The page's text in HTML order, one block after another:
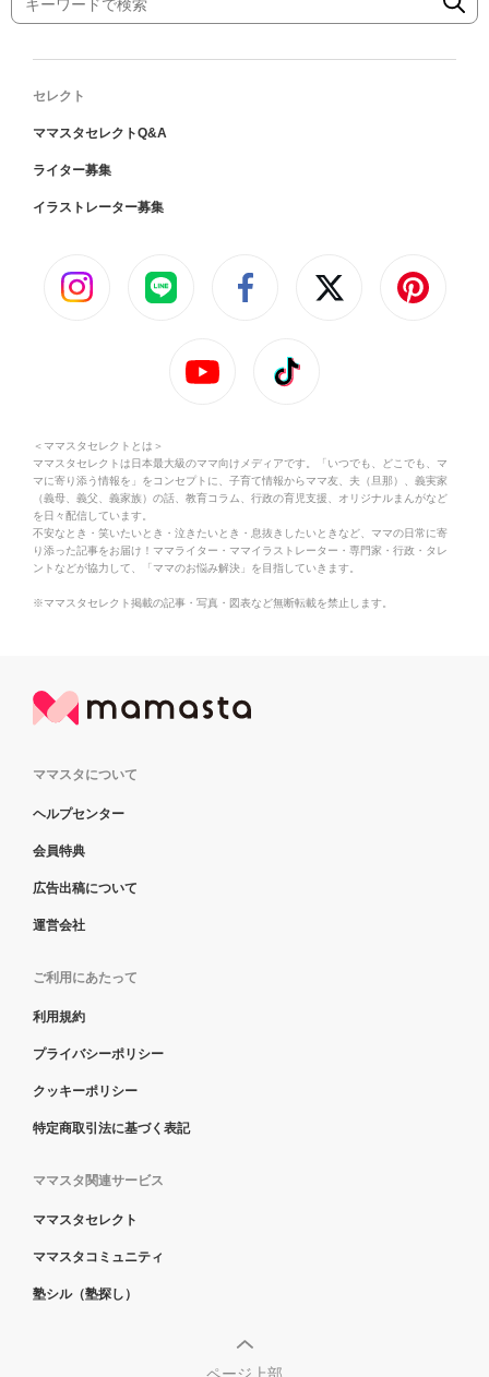
セレクト
ママスタセレクトQ&A
ライター募集
イラストレーター募集
＜ママスタセレクトとは＞
ママスタセレクトは日本最大級のママ向けメディアです。「いつでも、どこでも、マ
マに寄り添う情報を」をコンセプトに、子育て情報からママ友、夫（旦那）、義実家
（義母、義父、義家族）の話、教育コラム、行政の育児支援、オリジナルまんがなど
を日々配信しています。
不安なとき・笑いたいとき・泣きたいとき・息抜きしたいときなど、ママの日常に寄
り添った記事をお届け！ママライター・ママイラストレーター・専門家・行政・タレ
ントなどが協力して、「ママのお悩み解決」を目指していきます。
※ママスタセレクト掲載の記事・写真・図表など無断転載を禁止します。
ママスタについて
ヘルプセンター
会員特典
広告出稿について
運営会社
ご利用にあたって
利用規約
プライバシーポリシー
クッキーポリシー
特定商取引法に基づく表記
ママスタ関連サービス
ママスタセレクト
ママスタコミュニティ
塾シル（塾探し）
ページ上部